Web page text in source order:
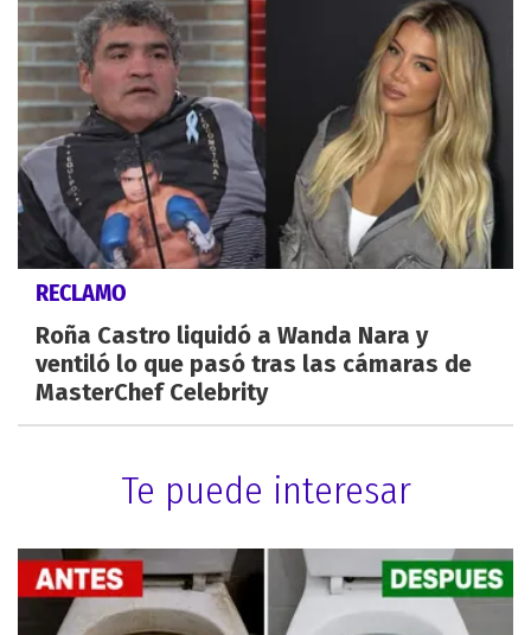
RECLAMO
Roña Castro liquidó a Wanda Nara y
ventiló lo que pasó tras las cámaras de
MasterChef Celebrity
Te puede interesar